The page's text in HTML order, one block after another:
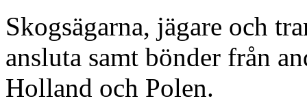
Skogsägarna, jägare och
ansluta samt bönder från
Holland och Polen.